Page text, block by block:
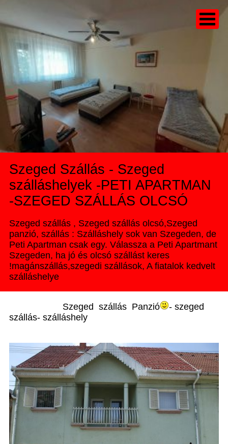
Szeged Szállás - Szeged
szálláshelyek -PETI APARTMAN
-SZEGED SZÁLLÁS OLCSÓ
Szeged szállás , Szeged szállás olcsó,Szeged
panzió, szállás : Szálláshely sok van Szegeden, de
Peti Apartman csak egy. Válassza a Peti Apartmant
Szegeden, ha jó és olcsó szállást keres
!magánszállás,szegedi szállások, A fiatalok kedvelt
szálláshelye
Szeged szállás Panzió
- szeged
szállás- szálláshely